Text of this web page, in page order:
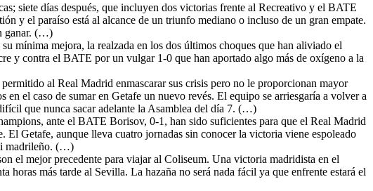
siete días después, que incluyen dos victorias frente al Recreativo y el BATE
y el paraíso está al alcance de un triunfo mediano o incluso de un gran empate.
ganar. (…)
mínima mejora, la realzada en los dos últimos choques que han aliviado el
y contra el BATE por un vulgar 1-0 que han aportado algo más de oxígeno a la
al Real Madrid enmascarar sus crisis pero no le proporcionan mayor
el caso de sumar en Getafe un nuevo revés. El equipo se arriesgaría a volver a
que nunca sacar adelante la Asamblea del día 7. (…)
ante el BATE Borisov, 0-1, han sido suficientes para que el Real Madrid
El Getafe, aunque lleva cuatro jornadas sin conocer la victoria viene espoleado
madrileño. (…)
el mejor precedente para viajar al Coliseum. Una victoria madridista en el
más tarde al Sevilla. La hazaña no será nada fácil ya que enfrente estará el